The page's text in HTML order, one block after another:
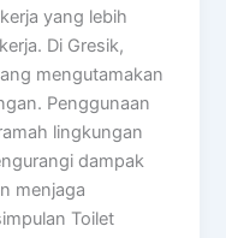
yang lebih
Di Gresik,
mengutamakan
Penggunaan
lingkungan
dampak
menjaga
Toilet